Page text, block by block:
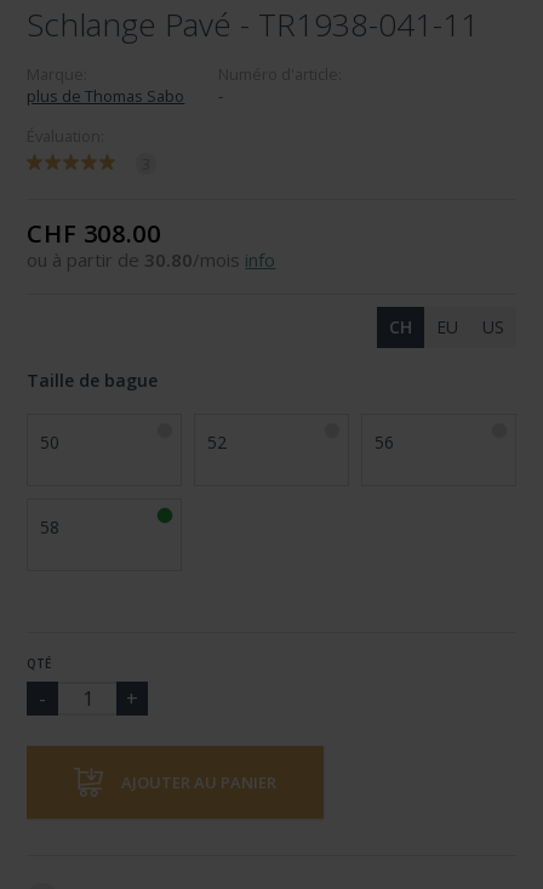
Schlange Pavé - TR1938-041-11
plus de Thomas Sabo
-
CHF 308.00
ou à partir de 30.80/mois info
CH EU US
Taille de bague
50 52 56
58
QTÉ
AJOUTER AU PANIER